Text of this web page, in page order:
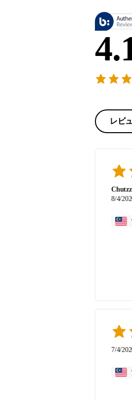
レビ
Chutzz
8/4/
7/4/